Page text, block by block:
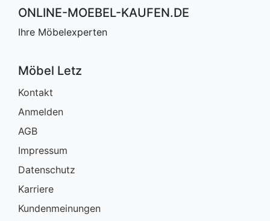
ONLINE-MOEBEL-KAUFEN.DE
Ihre Möbelexperten
Möbel Letz
Kontakt
Anmelden
AGB
Impressum
Datenschutz
Karriere
Kundenmeinungen